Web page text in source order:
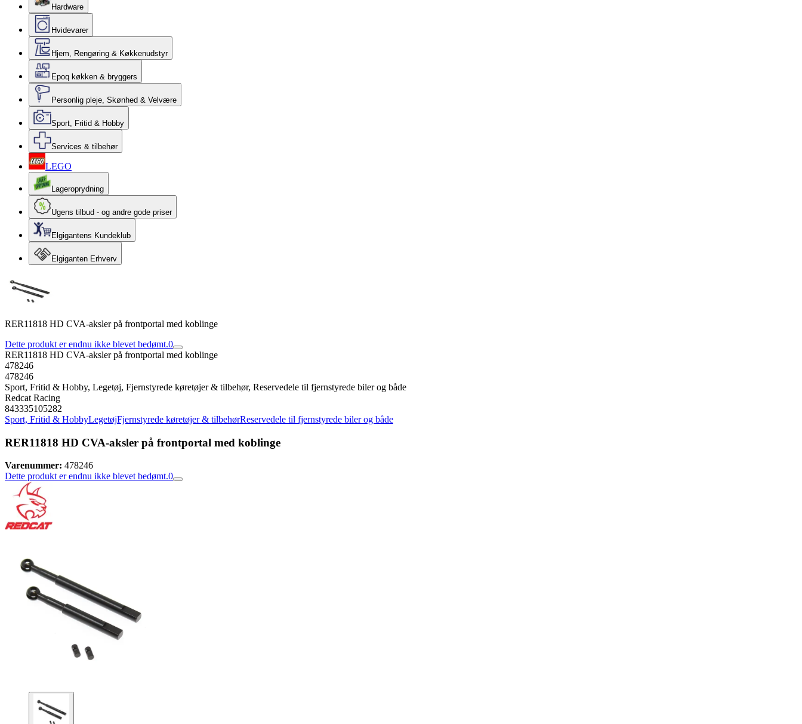
Hardware
Hvidevarer
Hjem, Rengøring & Køkkenudstyr
Epoq køkken & bryggers
Personlig pleje, Skønhed & Velvære
Sport, Fritid & Hobby
Services & tilbehør
LEGO
Lageroprydning
Ugens tilbud - og andre gode priser
Elgigantens Kundeklub
Elgiganten Erhverv
RER11818 HD CVA-aksler på frontportal med koblinge
Dette produkt er endnu ikke blevet bedømt.0
RER11818 HD CVA-aksler på frontportal med koblinge
478246
478246
Sport, Fritid & Hobby, Legetøj, Fjernstyrede køretøjer & tilbehør, Reservedele til fjernstyrede biler og både
Redcat Racing
843335105282
Sport, Fritid & HobbyLegetøjFjernstyrede køretøjer & tilbehørReservedele til fjernstyrede biler og både
RER11818 HD CVA-aksler på frontportal med koblinge
Varenummer: 478246
Dette produkt er endnu ikke blevet bedømt.0